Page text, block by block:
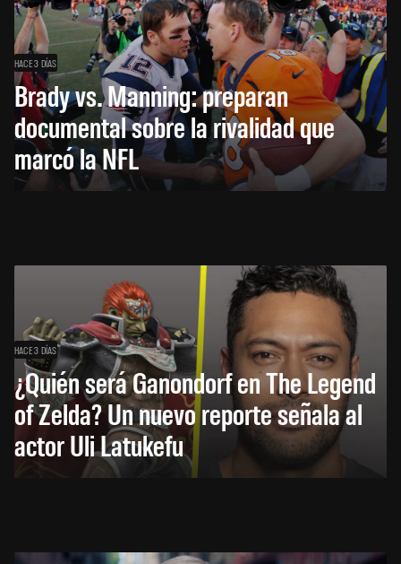
HACE 3 DÍAS
Brady vs. Manning: preparan
documental sobre la rivalidad que
marcó la NFL
HACE 3 DÍAS
¿Quién será Ganondorf en The Legend
of Zelda? Un nuevo reporte señala al
actor Uli Latukefu